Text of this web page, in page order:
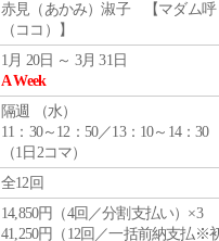
赤見（あかみ）淑子 【マダム呼
（ココ）】
1月 20日 ～ 3月 31日
A Week
隔週 （水）
11：30～12：50／13：10～14：30
（1日2コマ）
全12回
14,850円（4回／分割支払い）×3
41,250円（12回／一括前納支払※